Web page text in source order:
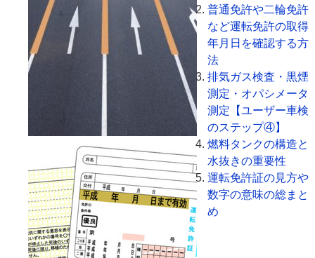
普通免許や二輪免許
など運転免許の取得
年月日を確認する方
法
排気ガス検査・黒煙
測定・オパシメータ
測定【ユーザー車検
のステップ④】
燃料タンクの構造と
水抜きの重要性
運転免許証の見方や
数字の意味の総まと
め